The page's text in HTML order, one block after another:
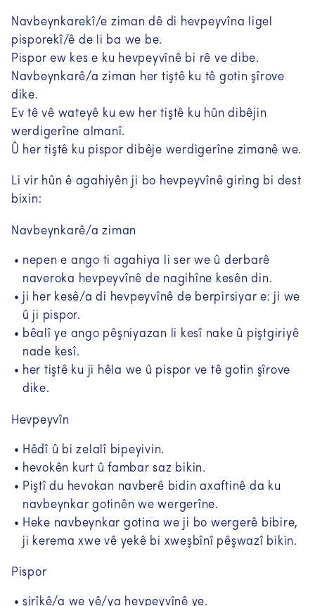
Information in your language
معلومات به زبان دری
معلومات په پښتو (Paschtu (PS))
Informacije na srpskom, latinica
(Serbisch (SR/BO))
Информације на Српском
- CYRL))
Macluumaad ku qoran Af-Soomaali
Navbeynkarekî/e ziman dê di hevpeyvîna ligel
pisporekî/ê de li ba we be.
Pispor ew kes e ku hevpeyvînê bi rê ve dibe.
Navbeynkarê/a ziman her tiştê ku tê gotin şîrove
dike.
Ev tê vê wateyê ku ew her tiştê ku hûn dibêjin
werdigerîne almanî.
Û her tiştê ku pispor dibêje werdigerîne zimanê we.
Li vir hûn ê agahiyên ji bo hevpeyvînê giring bi dest
bixin:
Navbeynkarê/a ziman
nepen e ango ti agahiya li ser we û derbarê
naveroka hevpeyvînê de nagihîne kesên din.
ji her kesê/a di hevpeyvînê de berpirsiyar e: ji we
û ji pispor.
bêalî ye ango pêşniyazan li kesî nake û piştgiriyê
nade kesî.
her tiştê ku ji hêla we û pispor ve tê gotin şîrove
dike.
Hevpeyvîn
Hêdî û bi zelalî bipeyivin.
hevokên kurt û fambar saz bikin.
Piştî du hevokan navberê bidin axaftinê da ku
navbeynkar gotinên we wergerîne.
Heke navbeynkar gotina we ji bo wergerê bibire,
ji kerema xwe vê yekê bi xweşbînî pêşwazî bikin.
Pispor
şirîkê/a we yê/ya hevpeyvînê ye.